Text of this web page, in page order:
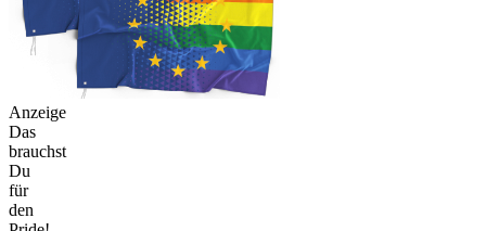
Anzeige
Das
brauchst
Du
für
den